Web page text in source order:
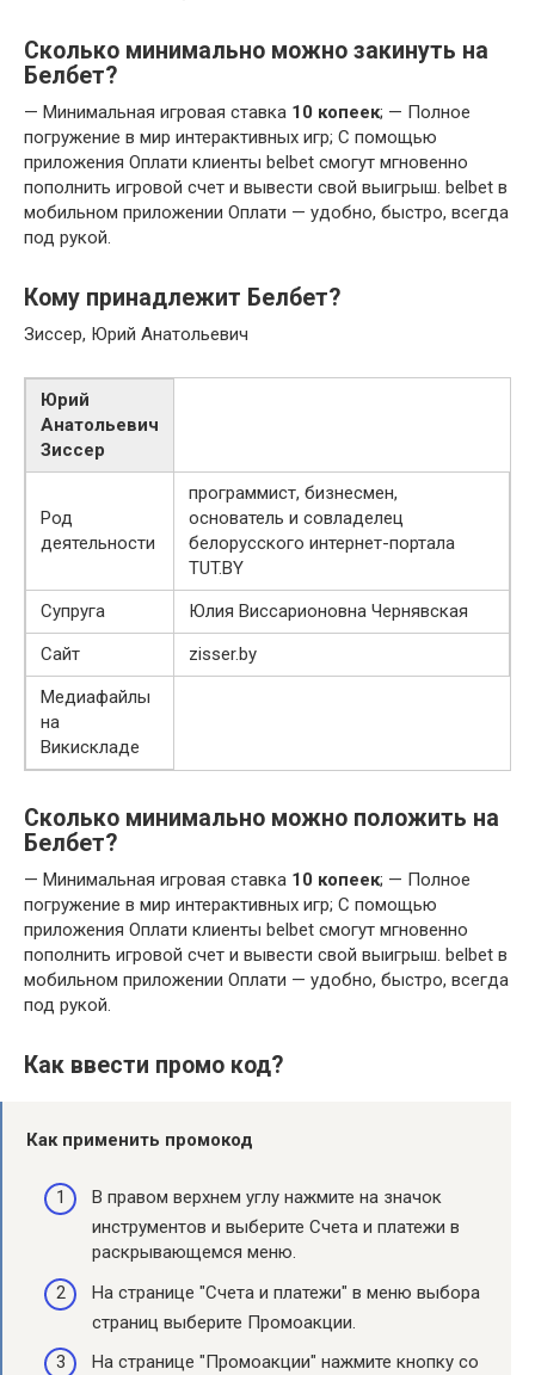
Сколько минимально можно закинуть на
Белбет?
— Минимальная игровая ставка 10 копеек; — Полное
погружение в мир интерактивных игр; С помощью
приложения Оплати клиенты belbet смогут мгновенно
пополнить игровой счет и вывести свой выигрыш. belbet в
мобильном приложении Оплати — удобно, быстро, всегда
под рукой.
Кому принадлежит Белбет?
Зиссер, Юрий Анатольевич
Юрий
Анатольевич
Зиссер
Род
деятельности
программист, бизнесмен,
основатель и совладелец
белорусского интернет-портала
TUT.BY
Супруга
Юлия Виссарионовна Чернявская
Сайт
zisser.by
Медиафайлы
на
Викискладе
Сколько минимально можно положить на
Белбет?
— Минимальная игровая ставка 10 копеек; — Полное
погружение в мир интерактивных игр; С помощью
приложения Оплати клиенты belbet смогут мгновенно
пополнить игровой счет и вывести свой выигрыш. belbet в
мобильном приложении Оплати — удобно, быстро, всегда
под рукой.
Как ввести промо код?
Как применить промокод
В правом верхнем углу нажмите на значок
инструментов и выберите Счета и платежи в
раскрывающемся меню.
На странице "Счета и платежи" в меню выбора
страниц выберите Промоакции.
На странице "Промоакции" нажмите кнопку со